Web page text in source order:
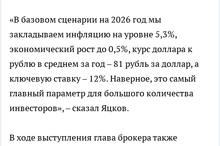
«В базовом сценарии на 2026 год мы
закладываем инфляцию на уровне 5,3%,
экономический рост до 0,5%, курс доллара к
рублю в среднем за год – 81 рубль за доллар, а
ключевую ставку – 12%. Наверное, это самый
главный параметр для большого количества
инвесторов», – сказал Яцков.
В ходе выступления глава брокера также